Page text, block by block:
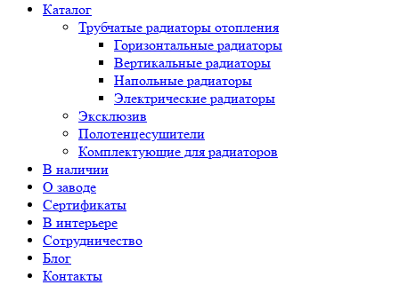
Каталог
Трубчатые радиаторы отопления
Горизонтальные радиаторы
Вертикальные радиаторы
Напольные радиаторы
Электрические радиаторы
Эксклюзив
Полотенцесушители
Комплектующие для радиаторов
В наличии
О заводе
Сертификаты
В интерьере
Сотрудничество
Блог
Контакты